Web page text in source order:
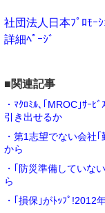
社団法人日本ﾌﾟﾛﾓｰ
詳細ﾍﾟｰｼﾞ
■関連記事
・ﾏｸﾛﾐﾙ､｢MROC｣ｻｰ
引き出せるか
・第1志望でない会社
から
・｢防災準備していな
ら
・｢損保｣がﾄｯﾌﾟ!2012